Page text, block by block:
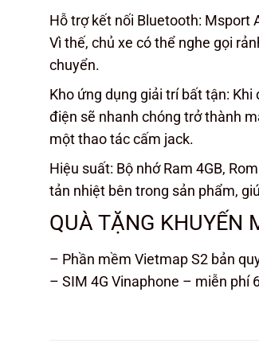
Hỗ trợ kết nối Bluetooth: Msport
Vì thế, chủ xe có thể nghe gọi
chuyển.
Kho ứng dụng giải trí bất tận:
điện sẽ nhanh chóng trở thành
một thao tác cấm jack.
Hiệu suất: Bộ nhớ Ram 4GB,
tản nhiệt bên trong sản phẩm,
QUÀ TẶNG KHUYẾN
– Phần mềm Vietmap S2 bản
– SIM 4G Vinaphone – miễn phí